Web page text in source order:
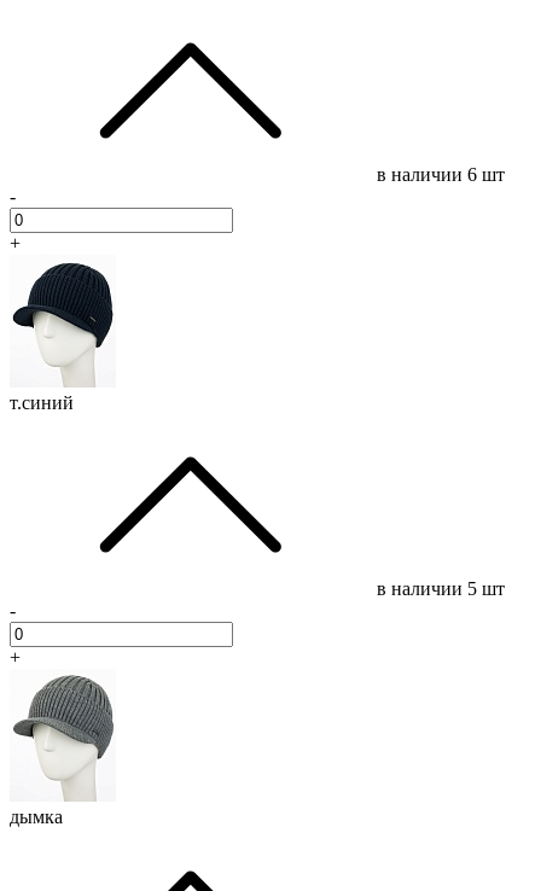
в наличии 6 шт
-
+
т.синий
в наличии 5 шт
-
+
дымка